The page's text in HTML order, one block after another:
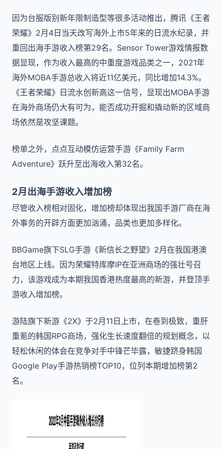
因为台服版别新年限制造型等很多活动推出，腾讯《王者
荣耀》2月4日当天改写海外上市5年来的日流水纪录，并
重回出海手游收入榜第29名。Sensor Tower游戏情报数
据显现，作为收入最高的中重度游戏品类之一，2021年
海外MOBA手游总收入将近11亿美元，同比增加14.3%。
《王者荣耀》日流水创新高这一信号，显现出MOBA手游
在海外商场仍大有可为，能否成功开掘和撬动新的区域商
场依然是攻坚课题。
榜单之外，点点互动模仿运营手游《Family Farm
Adventure》跃升至出海收入第32名。
2月出海手游收入增加榜
尽管收入榜相对固化，增加榜却体现出我国手游厂商在海
外事务的开辟方面更加汹涌，品类也更加多样化。
BBGame旗下SLG手游《新信长之野望》2月在我国港澳
台地区上线。因为荣耀特库摩IP在亚洲商场的强壮号召
力，该游戏成为本期我国香港热度最高的新游，并登顶手
游收入增加榜。
游陆旗下新游《2X》于2月11日上市，在卷到极致，重肝
重氪的韩国RPG商场，强化生长速度翻倍的规划概念，以
轻松休闲的体会在竞争对手中锋芒毕露，敏捷跻身韩国
Google Play手游热销榜TOP10，位列本期增加榜第2
名。